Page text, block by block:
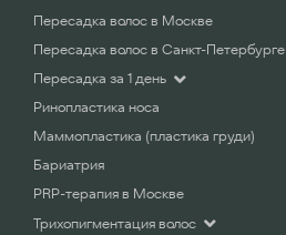
Пересадка волос в Москве
Пересадка волос в Санкт-Петербурге
Пересадка за 1 день
Ринопластика носа
Маммопластика (пластика груди)
Бариатрия
PRP-терапия в Москве
Трихопигментация волос